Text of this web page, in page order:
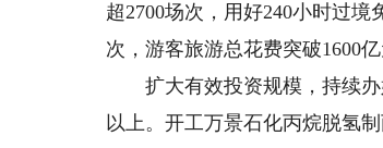
超2700场次，用好240小时过
次，游客旅游总花费突破1600亿
扩大有效投资规模，持续办
以上。开工万景石化丙烷脱氢